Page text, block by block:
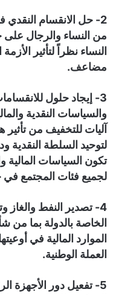
2- حل الانقسام
من النساء والرجال
النساء نظراً لتأثير
مضاعف.
3- إيجاد حلول
والسياسات النقدية
آليات للتخفيف من
لتوحيد السلطة
تكون السياسات
لجميع فئات المجتمع في
4- تصدير النفط والغاز
الخاصة بالدولة بما من
الموارد المالية في
العملة الوطنية.
5- تفعيل دور الأجهزة